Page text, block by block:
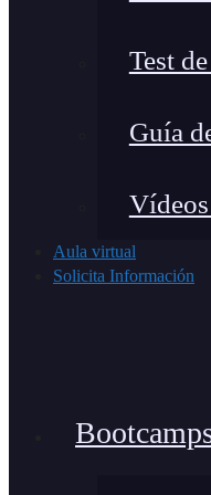
Test
Guía
Aula virtual
Solicita Información